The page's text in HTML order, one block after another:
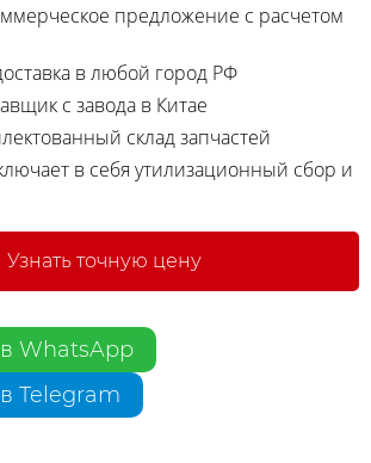
предложение с расчетом
в любой город РФ
с завода в Китае
склад запчастей
в себя утилизационный сбор и
Узнать точную цену
WhatsApp
Telegram